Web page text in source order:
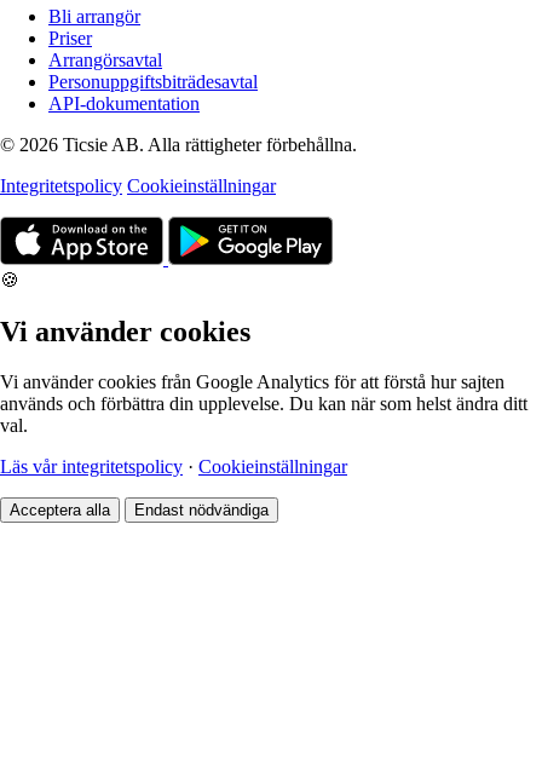
Bli arrangör
Priser
Arrangörsavtal
Personuppgiftsbiträdesavtal
API-dokumentation
© 2026 Ticsie AB. Alla rättigheter förbehållna.
Integritetspolicy Cookieinställningar
🍪
Vi använder cookies
Vi använder cookies från Google Analytics för att förstå hur sajten
används och förbättra din upplevelse. Du kan när som helst ändra ditt
val.
Läs vår integritetspolicy · Cookieinställningar
Acceptera alla Endast nödvändiga